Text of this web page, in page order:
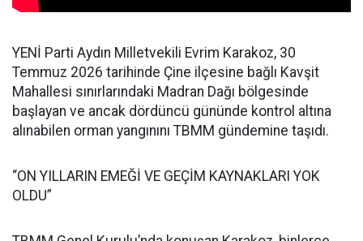
YENİ Parti Aydın Milletvekili Evrim Karakoz, 30
Temmuz 2026 tarihinde Çine ilçesine bağlı Kavşit
Mahallesi sınırlarındaki Madran Dağı bölgesinde
başlayan ve ancak dördüncü gününde kontrol altına
alınabilen orman yangınını TBMM gündemine taşıdı.
“ON YILLARIN EMEĞİ VE GEÇİM KAYNAKLARI YOK
OLDU”